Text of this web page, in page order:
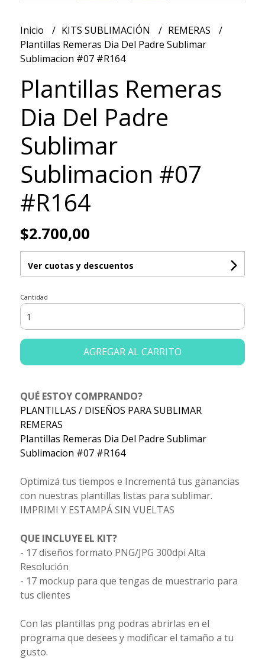
Inicio KITS SUBLIMACIÓN
REMERAS
Plantillas Remeras Dia Del Padre Sublimar
Sublimacion #07 #R164
Plantillas Remeras
Dia Del Padre
Sublimar
Sublimacion #07
#R164
$2.700,00
Ver cuotas y descuentos
Cantidad
AGREGAR AL CARRITO
QUÉ ESTOY COMPRANDO?
PLANTILLAS / DISEÑOS PARA SUBLIMAR
REMERAS
Plantillas Remeras Dia Del Padre Sublimar
Sublimacion #07 #R164
Optimizá tus tiempos e Incrementá tus ganancias
con nuestras plantillas listas para sublimar.
IMPRIMI Y ESTAMPÁ SIN VUELTAS
QUE INCLUYE EL KIT?
- 17 diseños formato PNG/JPG 300dpi Alta
Resolución
- 17 mockup para que tengas de muestrario para
tus clientes
Con las plantillas png podras abrirlas en el
programa que desees y modificar el tamaño a tu
gusto.